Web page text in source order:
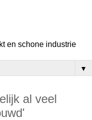
en schone industrie
▼
al veel